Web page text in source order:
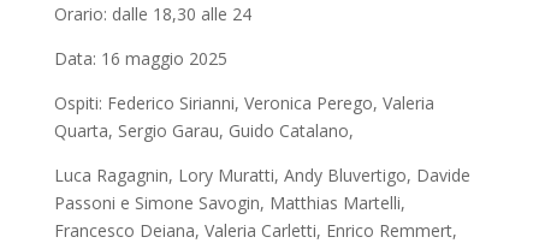
Orario: dalle 18,30 alle 24
Data: 16 maggio 2025
Ospiti: Federico Sirianni, Veronica Perego, Valeria
Quarta, Sergio Garau, Guido Catalano,
Luca Ragagnin, Lory Muratti, Andy Bluvertigo, Davide
Passoni e Simone Savogin, Matthias Martelli,
Francesco Deiana, Valeria Carletti, Enrico Remmert,